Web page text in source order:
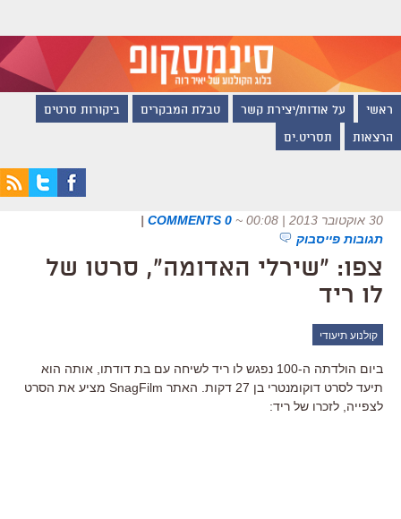
ראשי על אודות/יצירת קשר טבלת המבקרים ביקורות סרטים
הרצאות תסריט.ים
30 אוקטובר 2013 | 00:08 ~
0 COMMENTS
|
תגובות פייסבוק
צפו: "שירלי האדומה", סרטו של
לו ריד
קולנוע תיעודי
ביום הולדתה ה-100 נפגש לו ריד לשיחה עם בת דודתו, אותה הוא
תיעד לסרט דוקומנטרי בן 27 דקות. האתר SnagFilm מציע את הסרט
לצפייה, לזכרו של ריד: